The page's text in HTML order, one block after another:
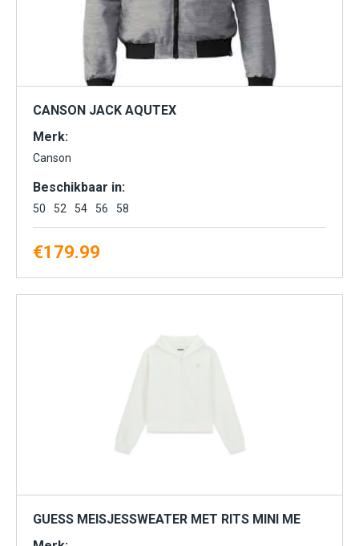
CANSON JACK AQUTEX
Merk:
Canson
Beschikbaar in:
50 52 54 56 58
€179.99
GUESS MEISJESSWEATER MET RITS MINI ME